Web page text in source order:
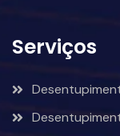
Serviços